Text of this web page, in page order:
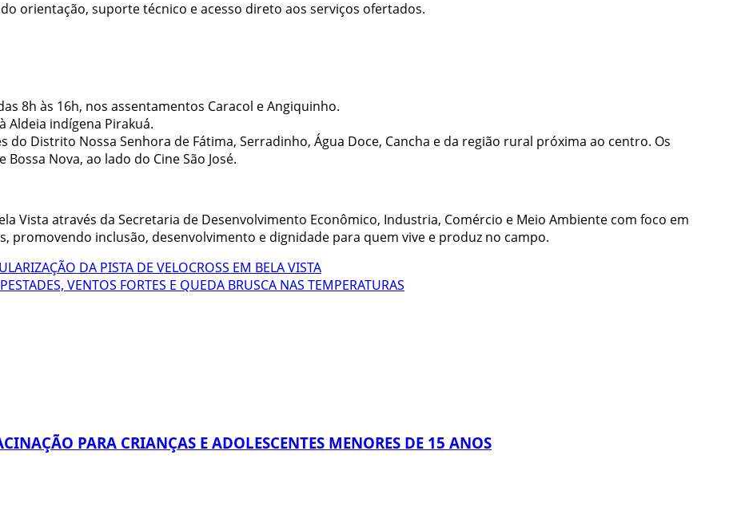
orientação, suporte técnico e acesso direto aos serviços ofertados.
8h às 16h, nos assentamentos Caracol e Angiquinho.
Aldeia indígena Pirakuá.
do Distrito Nossa Senhora de Fátima, Serradinho, Água Doce, Cancha e da região rural próxima ao centro. Os
Nova, ao lado do Cine São José.
Vista através da Secretaria de Desenvolvimento Econômico, Industria, Comércio e Meio Ambiente com foco em
promovendo inclusão, desenvolvimento e dignidade para quem vive e produz no campo.
DA PISTA DE VELOCROSS EM BELA VISTA
VENTOS FORTES E QUEDA BRUSCA NAS TEMPERATURAS
PARA CRIANÇAS E ADOLESCENTES MENORES DE 15 ANOS